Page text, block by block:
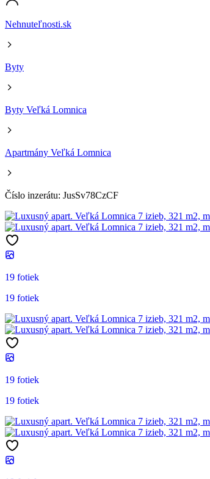
Nehnuteľnosti.sk
Byty
Byty Veľká Lomnica
Apartmány Veľká Lomnica
Číslo inzerátu: JusSv78CzCF
19 fotiek
19 fotiek
19 fotiek
19 fotiek